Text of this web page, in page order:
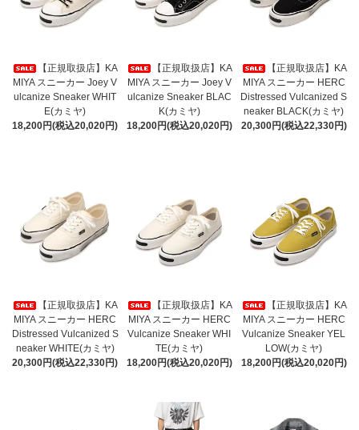
【正規取扱店】KA
MIYA スニーカー Joey V
ulcanize Sneaker WHIT
E(カミヤ)
18,200円(税込20,020円)
【正規取扱店】KA
MIYA スニーカー Joey V
ulcanize Sneaker BLAC
K(カミヤ)
18,200円(税込20,020円)
【正規取扱店】KA
MIYA スニーカー HERC
Distressed Vulcanized S
neaker BLACK(カミヤ)
20,300円(税込22,330円)
【正規取扱店】KA
MIYA スニーカー HERC
Distressed Vulcanized S
neaker WHITE(カミヤ)
20,300円(税込22,330円)
【正規取扱店】KA
MIYA スニーカー HERC
Vulcanize Sneaker WHI
TE(カミヤ)
18,200円(税込20,020円)
【正規取扱店】KA
MIYA スニーカー HERC
Vulcanize Sneaker YEL
LOW(カミヤ)
18,200円(税込20,020円)